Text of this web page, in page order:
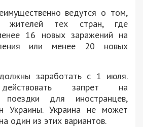
ведутся о том,
тех стран, где
16 новых заражений на
или менее 20 новых
заработать с 1 июля.
запрет на
поездки для иностранцев,
Украины. Украина не может
один из этих вариантов.